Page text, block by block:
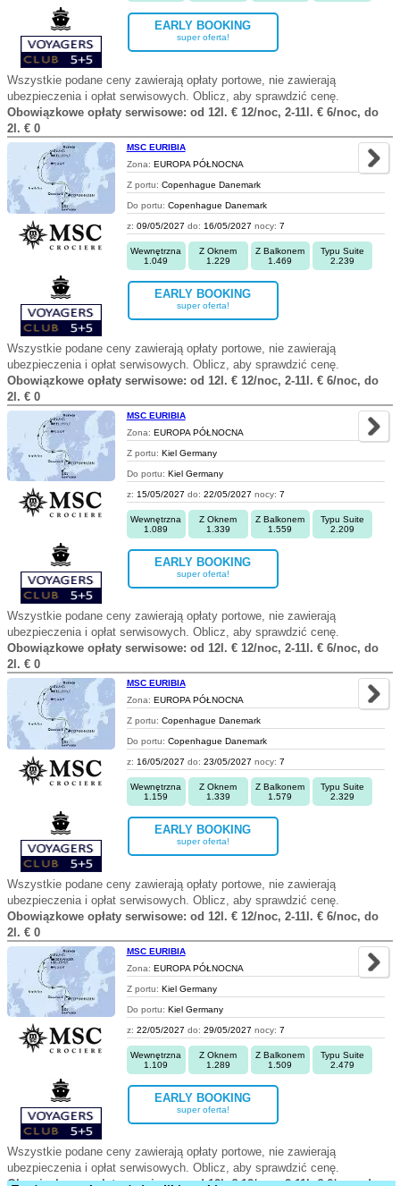
EARLY BOOKING
super oferta!
Wszystkie podane ceny zawierają opłaty portowe, nie zawierają
ubezpieczenia i opłat serwisowych. Oblicz, aby sprawdzić cenę.
Obowiązkowe opłaty serwisowe: od 12l. € 12/noc, 2-11l. € 6/noc, do
2l. € 0
MSC EURIBIA
Zona: EUROPA PÓŁNOCNA
Z portu: Copenhague Danemark
Do portu: Copenhague Danemark
z: 09/05/2027 do: 16/05/2027 nocy: 7
Wewnętrzna
1.049
Z Oknem
1.229
Z Balkonem
1.469
Typu Suite
2.239
EARLY BOOKING
super oferta!
Wszystkie podane ceny zawierają opłaty portowe, nie zawierają
ubezpieczenia i opłat serwisowych. Oblicz, aby sprawdzić cenę.
Obowiązkowe opłaty serwisowe: od 12l. € 12/noc, 2-11l. € 6/noc, do
2l. € 0
MSC EURIBIA
Zona: EUROPA PÓŁNOCNA
Z portu: Kiel Germany
Do portu: Kiel Germany
z: 15/05/2027 do: 22/05/2027 nocy: 7
Wewnętrzna
1.089
Z Oknem
1.339
Z Balkonem
1.559
Typu Suite
2.209
EARLY BOOKING
super oferta!
Wszystkie podane ceny zawierają opłaty portowe, nie zawierają
ubezpieczenia i opłat serwisowych. Oblicz, aby sprawdzić cenę.
Obowiązkowe opłaty serwisowe: od 12l. € 12/noc, 2-11l. € 6/noc, do
2l. € 0
MSC EURIBIA
Zona: EUROPA PÓŁNOCNA
Z portu: Copenhague Danemark
Do portu: Copenhague Danemark
z: 16/05/2027 do: 23/05/2027 nocy: 7
Wewnętrzna
1.159
Z Oknem
1.339
Z Balkonem
1.579
Typu Suite
2.329
EARLY BOOKING
super oferta!
Wszystkie podane ceny zawierają opłaty portowe, nie zawierają
ubezpieczenia i opłat serwisowych. Oblicz, aby sprawdzić cenę.
Obowiązkowe opłaty serwisowe: od 12l. € 12/noc, 2-11l. € 6/noc, do
2l. € 0
MSC EURIBIA
Zona: EUROPA PÓŁNOCNA
Z portu: Kiel Germany
Do portu: Kiel Germany
z: 22/05/2027 do: 29/05/2027 nocy: 7
Wewnętrzna
1.109
Z Oknem
1.289
Z Balkonem
1.509
Typu Suite
2.479
EARLY BOOKING
super oferta!
Wszystkie podane ceny zawierają opłaty portowe, nie zawierają
ubezpieczenia i opłat serwisowych. Oblicz, aby sprawdzić cenę.